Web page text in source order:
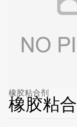
橡胶粘合剂
橡胶粘